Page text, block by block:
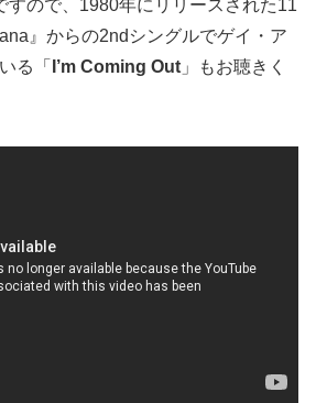
すので、1980年にリリースされた11
』からの2ndシングルでゲイ・ア
る「
I’m Coming Out 」もお聴きく